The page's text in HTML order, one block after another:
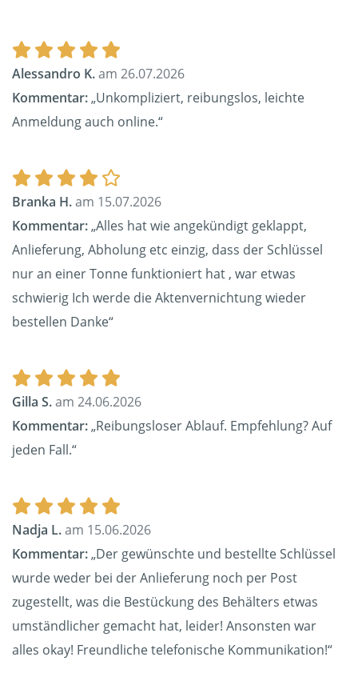
Alessandro K.am 26.07.2026
Kommentar:„Unkompliziert, reibungslos, leichte
Anmeldung auch online.“
Branka H.am 15.07.2026
Kommentar:„Alles hat wie angekündigt geklappt,
Anlieferung, Abholung etc einzig, dass der Schlüssel
nur an einer Tonne funktioniert hat , war etwas
schwierig Ich werde die Aktenvernichtung wieder
bestellen Danke“
Gilla S.am 24.06.2026
Kommentar:„Reibungsloser Ablauf. Empfehlung? Auf
jeden Fall.“
Nadja L.am 15.06.2026
Kommentar:„Der gewünschte und bestellte Schlüssel
wurde weder bei der Anlieferung noch per Post
zugestellt, was die Bestückung des Behälters etwas
umständlicher gemacht hat, leider! Ansonsten war
alles okay! Freundliche telefonische Kommunikation!“